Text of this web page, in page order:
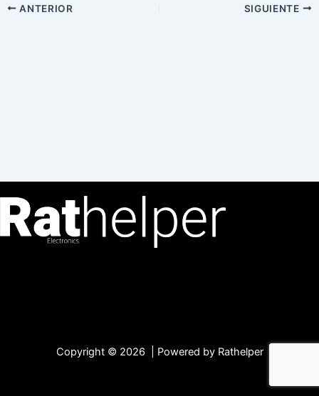
ANTERIOR SIGUIENTE
Copyright © 2026 | Powered by Rathelper